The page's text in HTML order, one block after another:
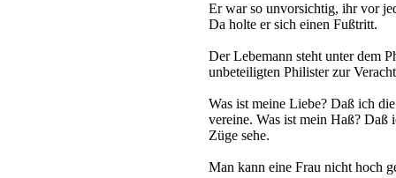
Er war so unvorsichtig, ihr vor
Da holte er sich einen Fußtritt.
Der Lebemann steht unter dem
unbeteiligten Philister zur
Was ist meine Liebe? Daß ich
vereine. Was ist mein Haß? Daß
Züge sehe.
Man kann eine Frau nicht hoch